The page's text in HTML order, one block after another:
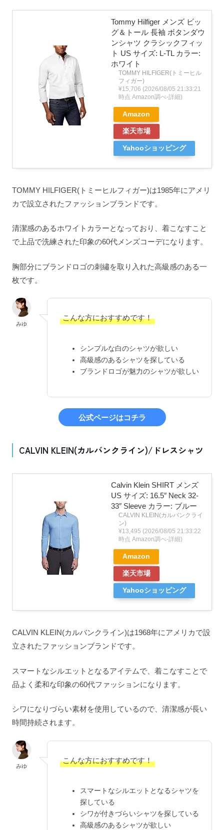
Tommy Hilfiger メンズ ビッ
グ＆トール 長袖 ボタンダウ
ンシャツ クラシックフィッ
ト US サイズ: L-TL カラー:
ホワイト
TOMMY HILFIGER(トミーヒル
フィガー)
¥15,706 (2026/08/05 21:33:21
時点 Amazon調べ-詳細)
Amazon
楽天市場
Yahooショッピング
TOMMY HILFIGER(トミーヒルフィガー)は1985年にアメリ
カで設立されたファッションブランドです。
清潔感のあるホワイトカラーとなっており、着こなすこと
で上品で洗練された印象の60代メンズコーデになります。
胸部分にブランドロゴの刺繡を取り入れた高級感のある一
枚です。
みゆ
こんな方におすすめです！
シンプルな白のシャツが欲しい
高級感のあるシャツを探している
ブランドロゴが魅力のシャツが欲しい
公式ページはコチラ
CALVIN KLEIN(カルバンクライン)/ドレスシャツ
Calvin Klein SHIRT メンズ
US サイズ: 16.5″ Neck 32-
33″ Sleeve カラー: ブルー
CALVIN KLEIN(カルバンクライ
ン)
¥13,495 (2026/08/05 21:33:22
時点 Amazon調べ-詳細)
Amazon
楽天市場
Yahooショッピング
CALVIN KLEIN(カルバンクライン)は1968年にアメリカで設
立されたファッションブランドです。
スマートなシルエットとなるアイテムで、着こなすことで
品よく柔和な印象の60代ファッションになります。
シワになりづらい素材を使用しているので、清潔感が長い
時間持続されます。
みゆ
こんな方におすすめです！
スマートなシルエットとなるシャツを
探している
シワが付きづらいシャツを探している
高級感のあるシャツが欲しい